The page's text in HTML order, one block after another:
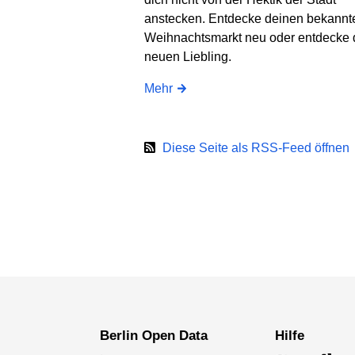
anstecken. Entdecke deinen
Weihnachtsmarkt neu oder entdecke
neuen Liebling.
Mehr
Diese Seite als RSS-Feed öffnen
Berlin Open Data Hilfe